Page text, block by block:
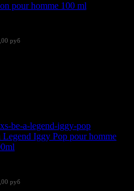
pour homme 100 ml
руб
Iggy Pop pour homme
руб